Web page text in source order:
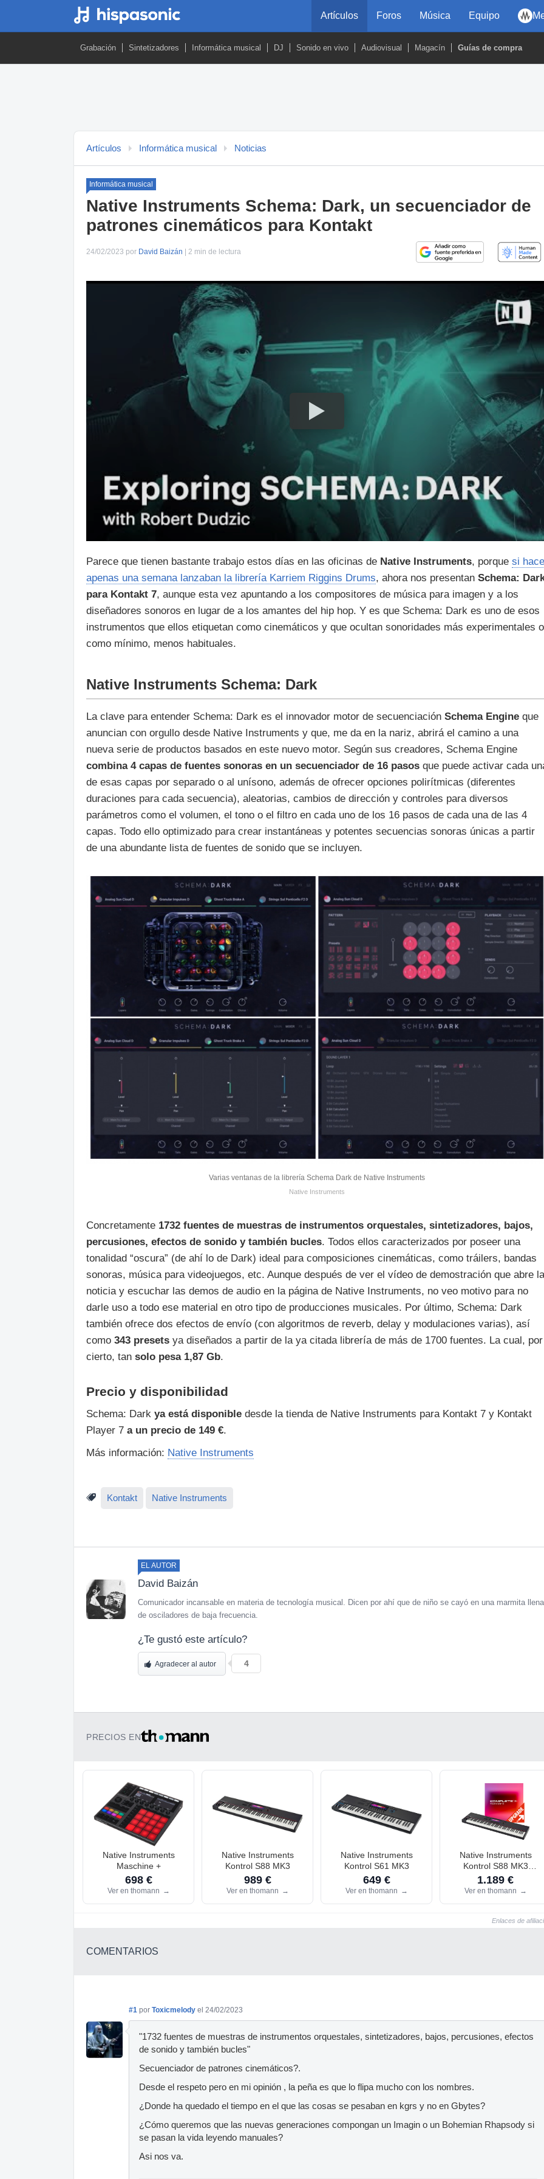
Artículos Foros Música Equipo
Grabación Sintetizadores Informática musical DJ Sonido en vivo Audiovisual Magacín Guías de compra
Artículos Informática musical Noticias
Informática musical
Native Instruments Schema: Dark, un secuenciador de
patrones cinemáticos para Kontakt
24/02/2023 por David Baizán | 2 min de lectura
Parece que tienen bastante trabajo estos días en las oficinas de Native Instruments, porque si hace
apenas una semana lanzaban la librería Karriem Riggins Drums, ahora nos presentan Schema:
para Kontakt 7, aunque esta vez apuntando a los compositores de música para imagen y a los
diseñadores sonoros en lugar de a los amantes del hip hop. Y es que Schema: Dark es uno de esos
instrumentos que ellos etiquetan como cinemáticos y que ocultan sonoridades más experimentales
como mínimo, menos habituales.
Native Instruments Schema: Dark
La clave para entender Schema: Dark es el innovador motor de secuenciación Schema Engine que
anuncian con orgullo desde Native Instruments y que, me da en la nariz, abrirá el camino a una
nueva serie de productos basados en este nuevo motor. Según sus creadores, Schema Engine
combina 4 capas de fuentes sonoras en un secuenciador de 16 pasos que puede activar cada
de esas capas por separado o al unísono, además de ofrecer opciones polirítmicas (diferentes
duraciones para cada secuencia), aleatorias, cambios de dirección y controles para diversos
parámetros como el volumen, el tono o el filtro en cada uno de los 16 pasos de cada una de las 4
capas. Todo ello optimizado para crear instantáneas y potentes secuencias sonoras únicas a partir
de una abundante lista de fuentes de sonido que se incluyen.
Varias ventanas de la librería Schema Dark de Native Instruments
Native Instruments
Concretamente 1732 fuentes de muestras de instrumentos orquestales, sintetizadores, bajos,
percusiones, efectos de sonido y también bucles. Todos ellos caracterizados por poseer una
tonalidad “oscura” (de ahí lo de Dark) ideal para composiciones cinemáticas, como tráilers, bandas
sonoras, música para videojuegos, etc. Aunque después de ver el vídeo de demostración que abre la
noticia y escuchar las demos de audio en la página de Native Instruments, no veo motivo para no
darle uso a todo ese material en otro tipo de producciones musicales. Por último, Schema: Dark
también ofrece dos efectos de envío (con algoritmos de reverb, delay y modulaciones varias), así
como 343 presets ya diseñados a partir de la ya citada librería de más de 1700 fuentes. La cual, por
cierto, tan solo pesa 1,87 Gb.
Precio y disponibilidad
Schema: Dark ya está disponible desde la tienda de Native Instruments para Kontakt 7 y Kontakt
Player 7 a un precio de 149 €.
Más información: Native Instruments
Kontakt Native Instruments
EL AUTOR
David Baizán
Comunicador incansable en materia de tecnología musical. Dicen por ahí que de niño se cayó en una marmita llena
de osciladores de baja frecuencia.
¿Te gustó este artículo?
Agradecer al autor 4
PRECIOS EN
Native Instruments
Maschine +
698 €
Ver en thomann →
Native Instruments
Kontrol S88 MK3
989 €
Ver en thomann →
Native Instruments
Kontrol S61 MK3
649 €
Ver en thomann →
Native Instruments
Kontrol S88 MK3
Komplete 26
1.189 €
Ver en thomann →
Enlaces de
COMENTARIOS
#1 por Toxicmelody el 24/02/2023
"1732 fuentes de muestras de instrumentos orquestales, sintetizadores, bajos, percusiones, efectos
de sonido y también bucles"
Secuenciador de patrones cinemáticos?.
Desde el respeto pero en mi opinión , la peña es que lo flipa mucho con los nombres.
¿Donde ha quedado el tiempo en el que las cosas se pesaban en kgrs y no en Gbytes?
¿Cómo queremos que las nuevas generaciones compongan un Imagin o un Bohemian Rhapsody si
se pasan la vida leyendo manuales?
Asi nos va.